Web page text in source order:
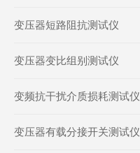
变压器短路阻抗测试仪
变压器变比组别测试仪
变频抗干扰介质损耗测试仪
变压器有载分接开关测试仪